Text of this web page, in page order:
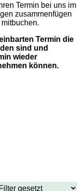
Termin bei uns im
zusammenfügen
Termin die
sind und
wieder
können.